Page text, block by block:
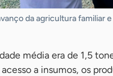
da agricultura familiar
média era de 1,5
a insumos, os